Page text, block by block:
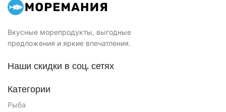
Вкусные морепродукты, выгодные
предложения и яркие впечатления.
Наши скидки в соц. сетях
Категории
Рыба